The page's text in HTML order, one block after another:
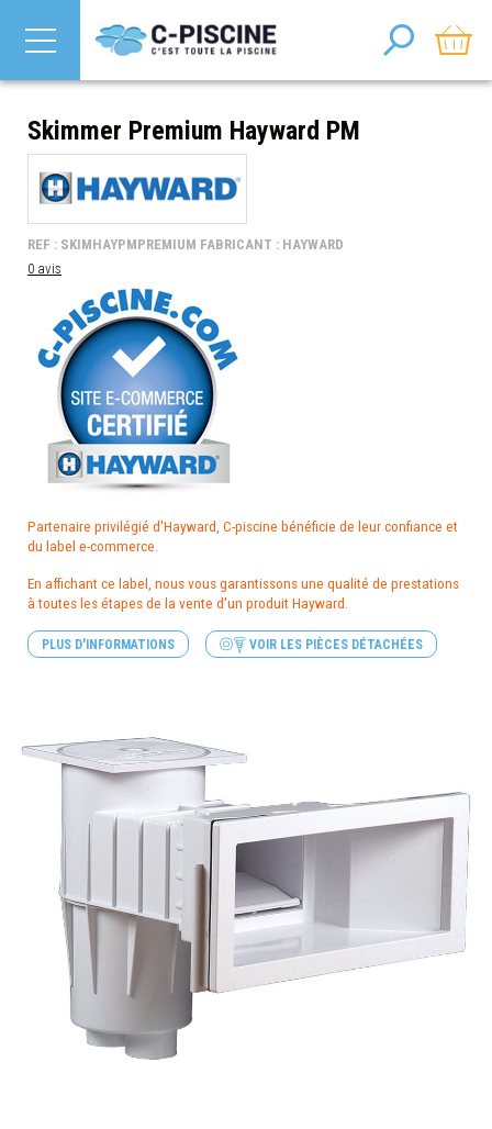
Skimmer Premium Hayward PM
0 avis
REF : SKIMHAYPMPREMIUM FABRICANT : HAYWARD
Partenaire privilégié d'Hayward, C-piscine bénéficie de leur confiance et
du label e-commerce.
En affichant ce label, nous vous garantissons une qualité de prestations
à toutes les étapes de la vente d'un produit Hayward.
PLUS D'INFORMATIONS VOIR LES PIÈCES DÉTACHÉES